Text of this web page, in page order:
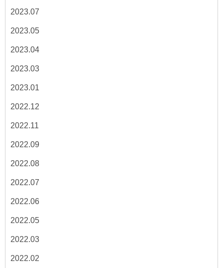
2023.07
2023.05
2023.04
2023.03
2023.01
2022.12
2022.11
2022.09
2022.08
2022.07
2022.06
2022.05
2022.03
2022.02